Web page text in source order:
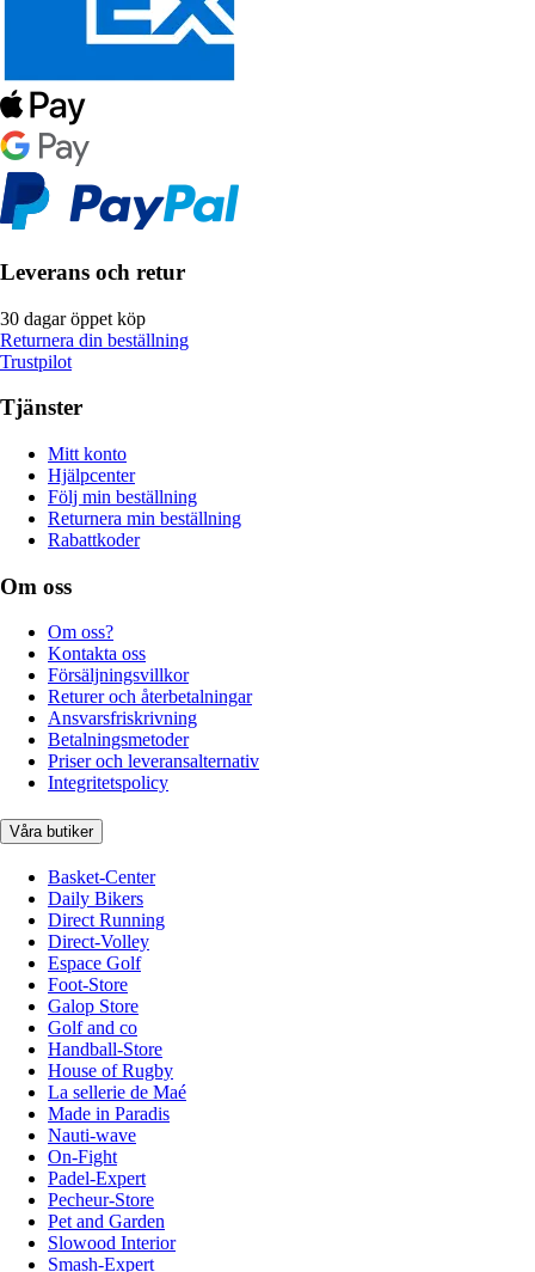
Leverans och retur
30 dagar öppet köp
Returnera din beställning
Trustpilot
Tjänster
Mitt konto
Hjälpcenter
Följ min beställning
Returnera min beställning
Rabattkoder
Om oss
Om oss?
Kontakta oss
Försäljningsvillkor
Returer och återbetalningar
Ansvarsfriskrivning
Betalningsmetoder
Priser och leveransalternativ
Integritetspolicy
Våra butiker
Basket-Center
Daily Bikers
Direct Running
Direct-Volley
Espace Golf
Foot-Store
Galop Store
Golf and co
Handball-Store
House of Rugby
La sellerie de Maé
Made in Paradis
Nauti-wave
On-Fight
Padel-Expert
Pecheur-Store
Pet and Garden
Slowood Interior
Smash-Expert